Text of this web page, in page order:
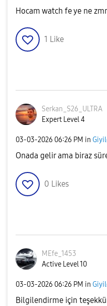
Hocam watch fe ye ne
1 Like
Serkan_S26_ULTRA
Expert Level 4
‎03-03-2026 06:26 PM in
Onada gelir ama biraz
0 Likes
MEfe_1453
Active Level 10
‎03-03-2026 06:26 PM in
Bilgilendirme için